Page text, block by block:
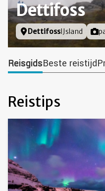
Dettifoss
Locatie
DettifossIJsland
ReisgidsBeste reistijd
Reistips